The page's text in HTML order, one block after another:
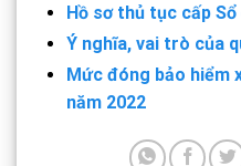
Hồ sơ thủ tục cấp
Ý nghĩa, vai trò của
Mức đóng bảo hiểm
năm 2022